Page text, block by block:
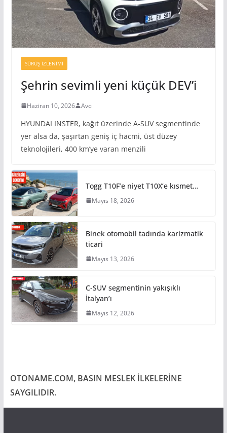
SÜRÜŞ İZLENIMI
Şehrin sevimli yeni küçük DEV’i
Haziran 10, 2026 Avcı
HYUNDAI INSTER, kağıt üzerinde A-SUV segmentinde
yer alsa da, şaşırtan geniş iç hacmi, üst düzey
teknolojileri, 400 km’ye varan menzili
Togg T10F’e niyet T10X’e kısmet…
Mayıs 18, 2026
Binek otomobil tadında karizmatik
ticari
Mayıs 13, 2026
C-SUV segmentinin yakışıklı
İtalyan’ı
Mayıs 12, 2026
OTONAME.COM, BASIN MESLEK İLKELERİNE
SAYGILIDIR.